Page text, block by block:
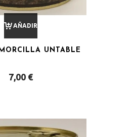
AÑADIR
AL
CARRITO
UNTABLE
7,00 €